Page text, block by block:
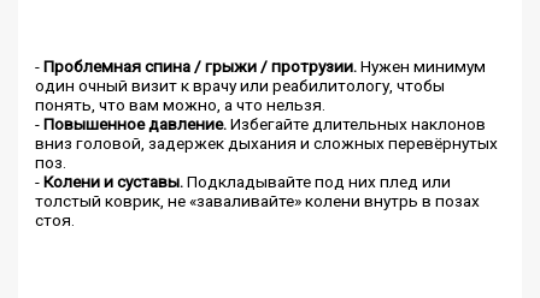
-Проблемная спина / грыжи / протрузии.Нужен минимум
один очный визит к врачу или реабилитологу, чтобы
понять, что вам можно, а что нельзя.
-Повышенное давление.Избегайте длительных наклонов
вниз головой, задержек дыхания и сложных перевёрнутых
поз.
-Колени и суставы.Подкладывайте под них плед или
толстый коврик, не «заваливайте» колени внутрь в позах
стоя.